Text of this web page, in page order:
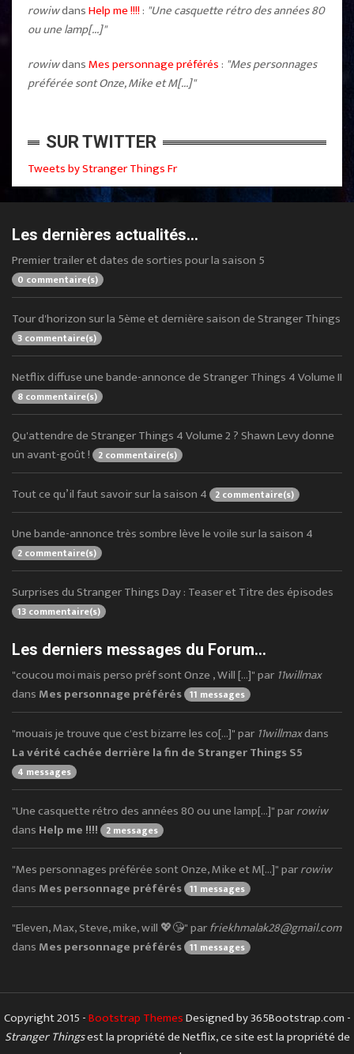
rowiwdansHelp me !!!!: "Une casquette rétro des années 80
ou une lamp[...]"
rowiwdansMes personnage préférés : "Mes personnages
préférée sont Onze, Mike et M[...]"
SUR TWITTER
Tweets by Stranger Things Fr
Les dernières actualités...
Premier trailer et dates de sorties pour la saison 5
0 commentaire(s)
Tour d'horizon sur la 5ème et dernière saison de Stranger Things
3 commentaire(s)
Netflix diffuse une bande-annonce de Stranger Things 4 Volume II
8 commentaire(s)
Qu'attendre de Stranger Things 4 Volume 2 ? Shawn Levy donne
un avant-goût ! 2 commentaire(s)
Tout ce qu’il faut savoir sur la saison 4 2 commentaire(s)
Une bande-annonce très sombre lève le voile sur la saison 4
2 commentaire(s)
Surprises du Stranger Things Day : Teaser et Titre des épisodes
13 commentaire(s)
Les derniers messages du Forum...
"coucou moi mais perso préf sont Onze , Will [...]" par 11willmax
dans Mes personnage préférés 11 messages
"mouais je trouve que c'est bizarre les co[...]" par 11willmaxdans
La vérité cachée derrière la fin de Stranger Things S5
4 messages
"Une casquette rétro des années 80 ou une lamp[...]" parrowiw
dans Help me !!!! 2 messages
"Mes personnages préférée sont Onze, Mike et M[...]" parrowiw
dans Mes personnage préférés 11 messages
"Eleven, Max, Steve, mike, will 💖😘" parfriekhmalak28@gmail.com
dans Mes personnage préférés 11 messages
Copyright 2015 -Bootstrap ThemesDesigned by 365Bootstrap.com -
Stranger Thingsest la propriété de Netflix, ce site est la propriété de